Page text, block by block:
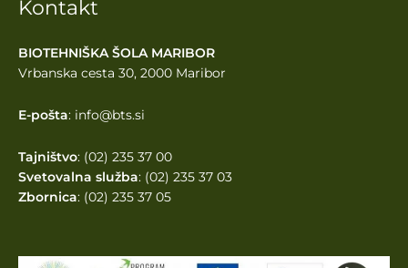
Kontakt
BIOTEHNIŠKA ŠOLA MARIBOR
Vrbanska cesta 30, 2000 Maribor
E-pošta: info@bts.si
Tajništvo: (02) 235 37 00
Svetovalna služba: (02) 235 37 03
Zbornica: (02) 235 37 05